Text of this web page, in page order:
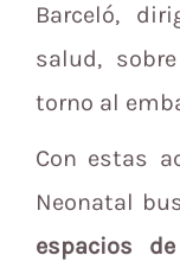
Barceló,
salud,
torno al
Con estas
Neonatal
espacios